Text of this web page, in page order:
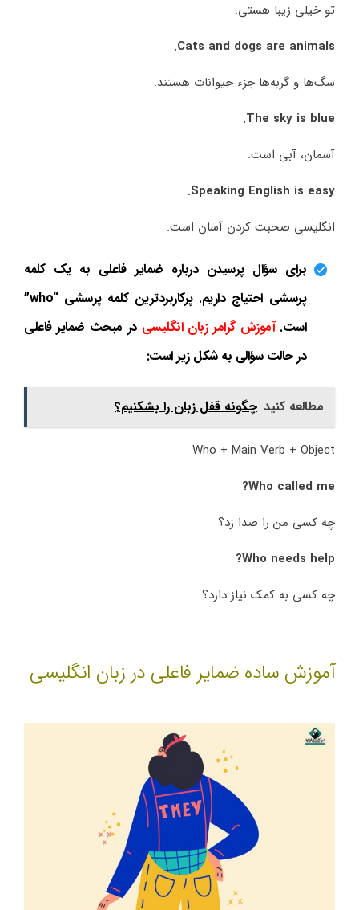
تو خیلی زیبا هستی.
Cats and dogs are animals.
سگ‌ها و گربه‌ها جزء حیوانات هستند.
The sky is blue.
آسمان، آبی است.
Speaking English is easy.
انگلیسی صحبت کردن آسان است.
برای سؤال پرسیدن درباره ضمایر فاعلی به یک کلمه
پرسشی احتیاج داریم. پرکاربردترین کلمه پرسشی “who”
است.آموزش گرامر زبان انگلیسی در مبحث ضمایر فاعلی
در حالت سؤالی به شکل زیر است:
مطالعه کنید چگونه قفل زبان را بشکنیم؟
Who + Main Verb + Object
Who called me?
چه کسی من را صدا زد؟
Who needs help?
چه کسی به کمک نیاز دارد؟
آموزش ساده ضمایر فاعلی در زبان انگلیسی